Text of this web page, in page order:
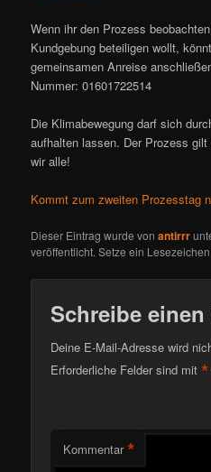
Wenn ihr den Prozess
Kundgebung beteiligen wollt,
gemeinsamen Anreise
Nummer: 01601722514
Die Klimabewegung darf sich
aufhalten lassen. Der Prozess
wir alle!
Kommt zum zweiten Prozesstag
Dieser Eintrag wurde vonantirrr
veröffentlicht. Setze ein
Schreibe
Deine E-Mail-Adresse wird
Erforderliche Felder sind mit*
Kommentar *